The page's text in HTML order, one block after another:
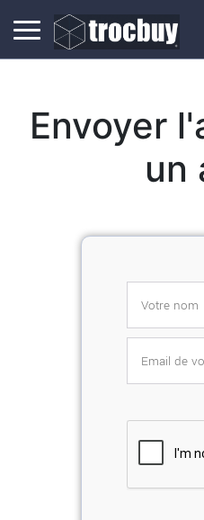
Envoyer
un